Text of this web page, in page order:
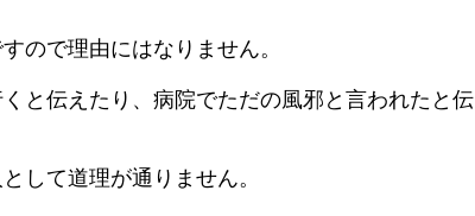
ので理由にはなりません。
と伝えたり、病院でただの風邪と言われたと伝
して道理が通りません。